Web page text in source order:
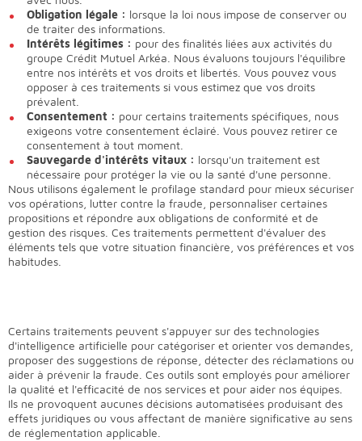
Obligation légale : lorsque la loi nous impose de conserver ou
de traiter des informations.
Intérêts légitimes : pour des finalités liées aux activités du
groupe Crédit Mutuel Arkéa. Nous évaluons toujours l'équilibre
entre nos intérêts et vos droits et libertés. Vous pouvez vous
opposer à ces traitements si vous estimez que vos droits
prévalent.
Consentement : pour certains traitements spécifiques, nous
exigeons votre consentement éclairé. Vous pouvez retirer ce
consentement à tout moment.
Sauvegarde d'intérêts vitaux : lorsqu'un traitement est
nécessaire pour protéger la vie ou la santé d'une personne.
Nous utilisons également le profilage standard pour mieux sécuriser
vos opérations, lutter contre la fraude, personnaliser certaines
propositions et répondre aux obligations de conformité et de
gestion des risques. Ces traitements permettent d'évaluer des
éléments tels que votre situation financière, vos préférences et vos
habitudes.
Certains traitements peuvent s'appuyer sur des technologies
d'intelligence artificielle pour catégoriser et orienter vos demandes,
proposer des suggestions de réponse, détecter des réclamations ou
aider à prévenir la fraude. Ces outils sont employés pour améliorer
la qualité et l'efficacité de nos services et pour aider nos équipes.
Ils ne provoquent aucunes décisions automatisées produisant des
effets juridiques ou vous affectant de manière significative au sens
de réglementation applicable.